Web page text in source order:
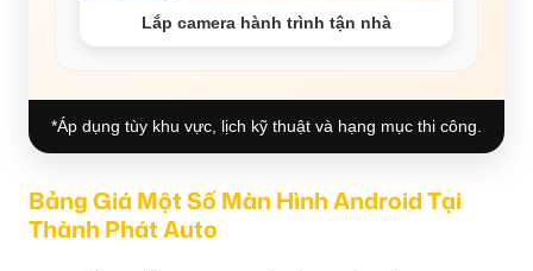
Lắp camera hành trình tận nhà
*Áp dụng tùy khu vực, lịch kỹ thuật và hạng mục thi công.
Bảng Giá Một Số Màn Hình Android Tại
Thành Phát Auto